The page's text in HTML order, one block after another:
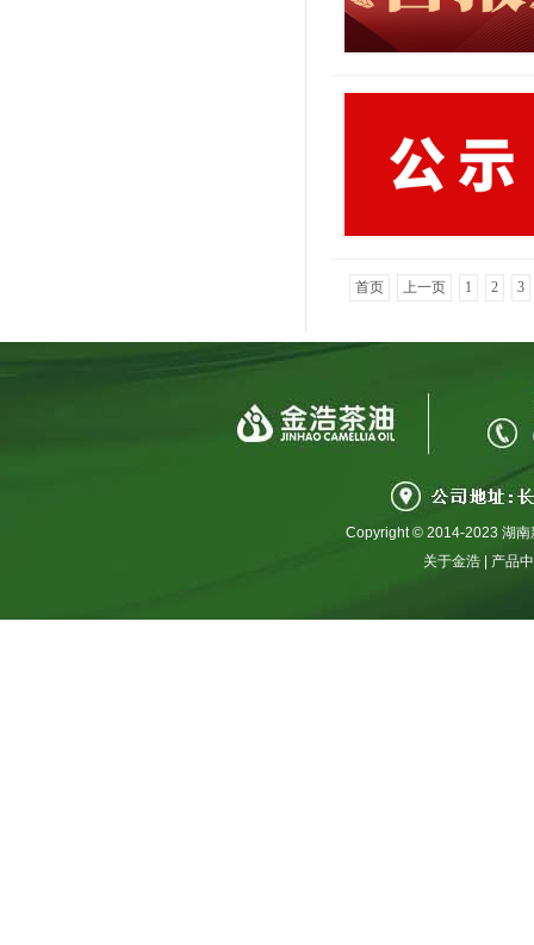
首页 上一页 1 2 3
Copyright © 2014-2023 湖
关于金浩 | 产品